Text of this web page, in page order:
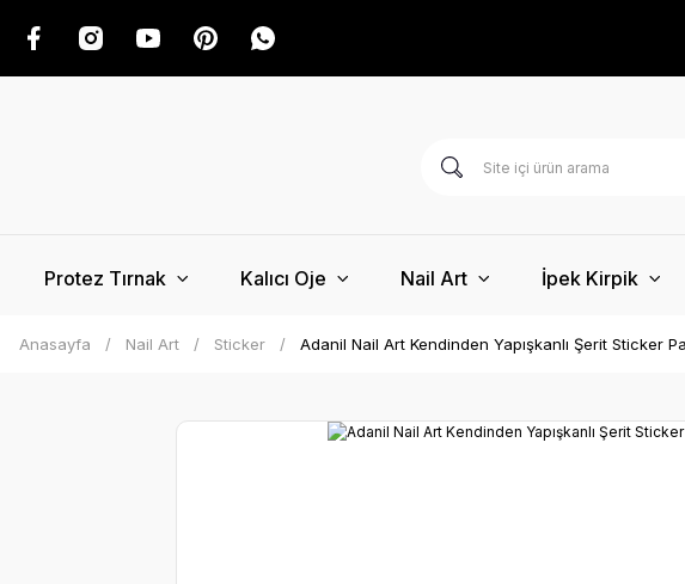
Protez Tırnak Kalıcı Oje Nail Art İpek Kirpik
Anasayfa Nail Art Sticker Adanil Nail Art Kendinden Yapışkanlı Şerit Sticker